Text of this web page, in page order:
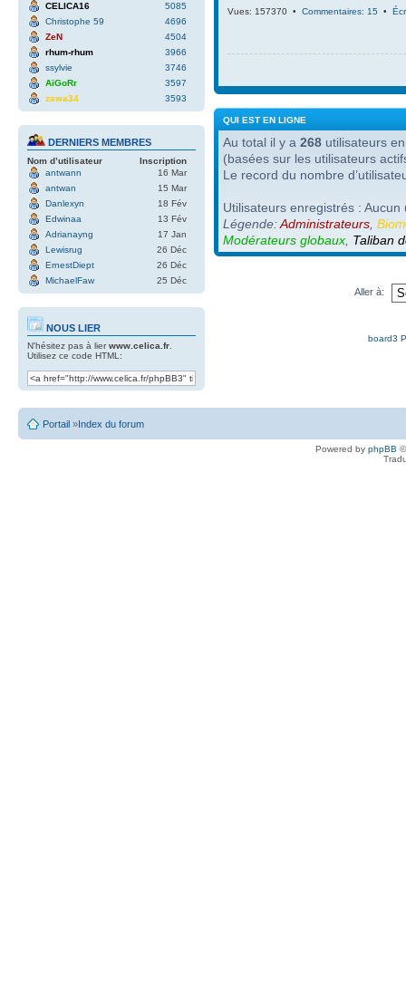
CELICA16
5085
Christophe 59
4696
ZeN
4504
rhum-rhum
3966
ssylvie
3746
AïGoRr
3597
zawa34
3593
DERNIERS MEMBRES
Nom d’utilisateur
Inscription
antwann
16 Mar
antwan
15 Mar
Danlexyn
18 Fév
Edwinaa
13 Fév
Adrianayng
17 Jan
Lewisrug
26 Déc
ErnestDiept
26 Déc
MichaelFaw
25 Déc
NOUS LIER
N'hésitez pas à lierwww.celica.fr
Utilisez ce code HTML:
Vues: 157370 • Commentaires: 15 •
QUI EST EN LIGNE
Au total il y a 268 utilisateurs
(basées sur les utilisateurs
Le record du nombre
Utilisateurs enregistrés :
Légende:Administrateurs
Modérateurs globaux Taliban
Aller à:
board3
Portail »Index du forum
Powered by phpBB